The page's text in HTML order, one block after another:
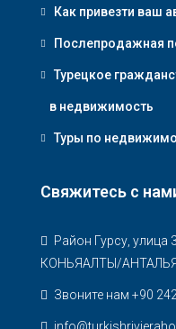
Как привезти ваш
Послепродажная
Турецкое
в недвижимость
Туры по
Свяжитесь с
Район Гурсу, улица
КОНЬЯАЛТЫ/
Звоните нам +90